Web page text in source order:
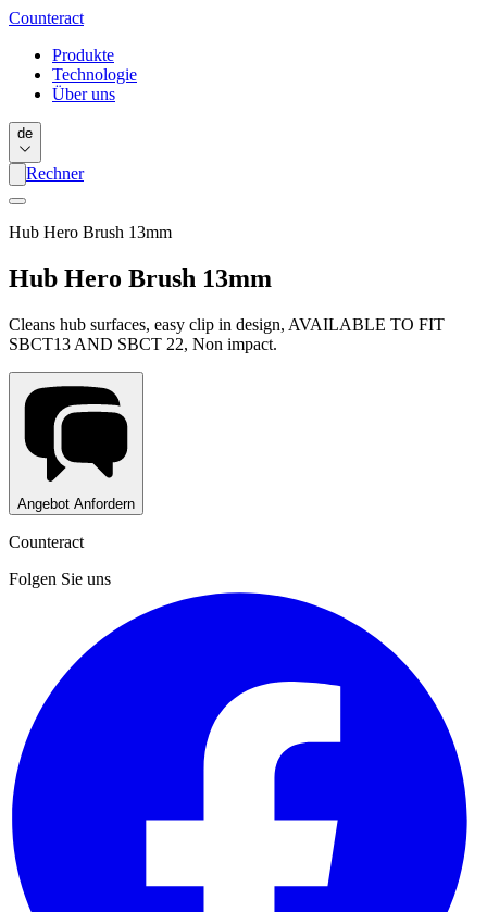
Counteract
Produkte
Technologie
Über uns
de
Rechner
Hub Hero Brush 13mm
Hub Hero Brush 13mm
Cleans hub surfaces, easy clip in design, AVAILABLE TO FIT
SBCT13 AND SBCT 22, Non impact.
Angebot Anfordern
Counteract
Folgen Sie uns